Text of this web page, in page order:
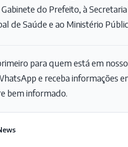
do Prefeito, à
de Saúde e ao Ministério
para quem está em
e receba informações
bem informado.